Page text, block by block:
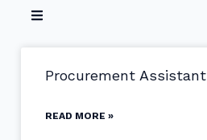
Procurement Assistant
READ MORE »